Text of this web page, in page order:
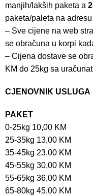
manjih/lakših paketa a
paketa/paleta na
– Sve cijene na web
se obračuna u korpi
– Cijena dostave se
KM do 25kg sa
CJENOVNIK USLUGA
PAKET
0-25kg 10,00 KM
25-35kg 13,00 KM
35-45kg 23,00 KM
45-55kg 30,00 KM
55-65kg 36,00 KM
65-80kg 45,00 KM